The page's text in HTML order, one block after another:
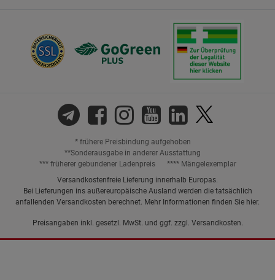
* frühere Preisbindung aufgehoben
**Sonderausgabe in anderer Ausstattung
*** früherer gebundener Ladenpreis
**** Mängelexemplar
Versandkostenfreie Lieferung innerhalb Europas.
Bei Lieferungen ins außereuropäische Ausland werden die tatsächlich
anfallenden Versandkosten berechnet. Mehr Informationen finden Sie hier.
Preisangaben inkl. gesetzl. MwSt. und ggf. zzgl. Versandkosten.